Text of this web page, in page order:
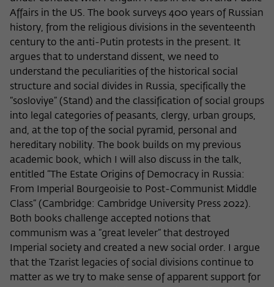
Affairs in the US. The book surveys 400 years of Russian
history, from the religious divisions in the seventeenth
century to the anti-Putin protests in the present. It
argues that to understand dissent, we need to
understand the peculiarities of the historical social
structure and social divides in Russia, specifically the
“sosloviye” (Stand) and the classification of social groups
into legal categories of peasants, clergy, urban groups,
and, at the top of the social pyramid, personal and
hereditary nobility. The book builds on my previous
academic book, which I will also discuss in the talk,
entitled “The Estate Origins of Democracy in Russia:
From Imperial Bourgeoisie to Post-Communist Middle
Class” (Cambridge: Cambridge University Press 2022).
Both books challenge accepted notions that
communism was a “great leveler” that destroyed
Imperial society and created a new social order. I argue
that the Tzarist legacies of social divisions continue to
matter as we try to make sense of apparent support for